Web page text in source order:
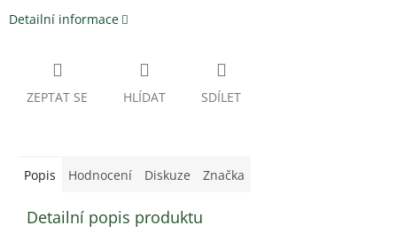
Detailní informace
ZEPTAT SE HLÍDAT SDÍLET
Popis Hodnocení Diskuze Značka
Detailní popis produktu